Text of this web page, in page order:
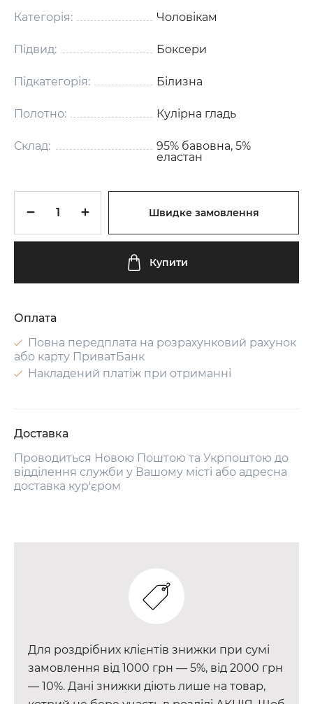
Категорія: Чоловікам
Підвид: Боксери
Підкатегорія: Білизна
Полотно: Кулірна гладь
Склад:
95% бавовна, 5%
еластан
Швидке замовлення
Купити
Оплата
Повна передплата на розрахунковий рахунок
або карту ПриватБанк
Накладений платіж при отриманні
Доставка
Проводиться Новою Поштою та Укрпоштою до
відділення служби у Вашому місті або адресна
доставка кур'єром
Для роздрібних клієнтів знижки при сумі
замовлення від 1000 грн — 5%, від 2000 грн
— 10%. Дані знижки діють лише на товар,